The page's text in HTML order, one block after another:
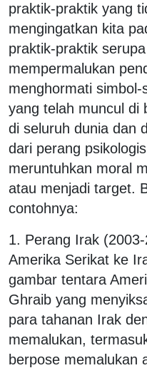
praktik-praktik yang
mengingatkan kita
praktik-praktik
mempermalukan
menghormati
yang telah muncul di
di seluruh dunia dan
dari perang
meruntuhkan moral
atau menjadi target.
contohnya:
1. Perang Irak
Amerika Serikat ke
gambar tentara
Ghraib yang
para tahanan Irak
memalukan,
berpose memalukan